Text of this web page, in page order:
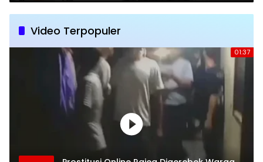
Video Terpopuler
01:37